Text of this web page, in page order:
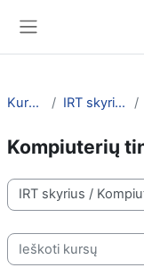
Kursai IRT skyrius
Kompiuterių
Kursų kategorijos
Ieškoti kursų